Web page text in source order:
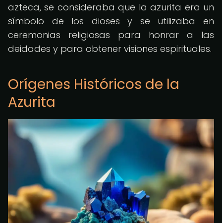
azteca, se consideraba que la azurita era un
símbolo de los dioses y se utilizaba en
ceremonias religiosas para honrar a las
deidades y para obtener visiones espirituales.
Orígenes Históricos de la
Azurita